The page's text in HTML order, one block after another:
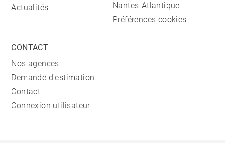
Actualités
Nantes-Atlantique
Préférences cookies
CONTACT
Nos agences
Demande d'estimation
Contact
Connexion utilisateur